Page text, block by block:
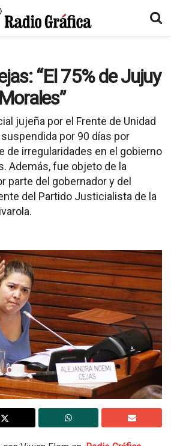
“El 75% de Jujuy
jujeña por el Frente de Unidad
por 90 días por
de irregularidades en el gobierno
Además, fue objeto de la
parte del gobernador y del
del Partido Justicialista de la